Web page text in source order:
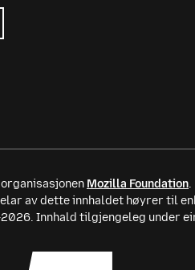
Mozilla Foundation.
av dette innhaldet høyrer til
Innhald tilgjengeleg under